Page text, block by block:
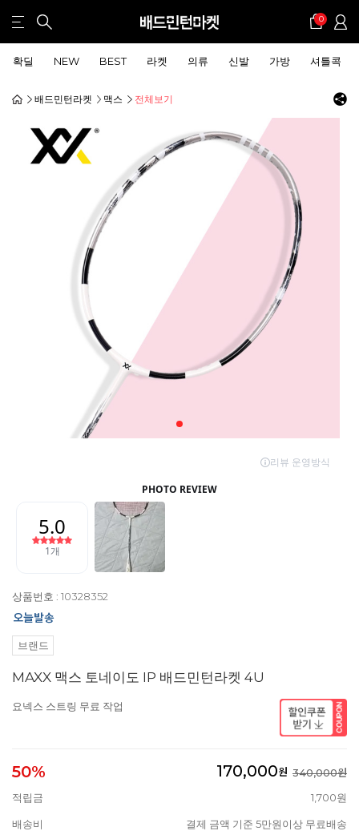
0
확딜 NEW BEST 라켓 의류 신발 가방 셔틀콕
배드민턴라켓 맥스 전체보기
상품번호 : 10328352
브랜드
MAXX 맥스 토네이도 IP 배드민턴라켓 4U
요넥스 스트링 무료 작업
50% 170,000원 340,000원
적립금
1,700원
배송비 결제 금액 기준 5만원이상 무료배송